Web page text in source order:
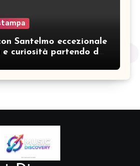
Santelmo eccezionale
curiosità partendo da